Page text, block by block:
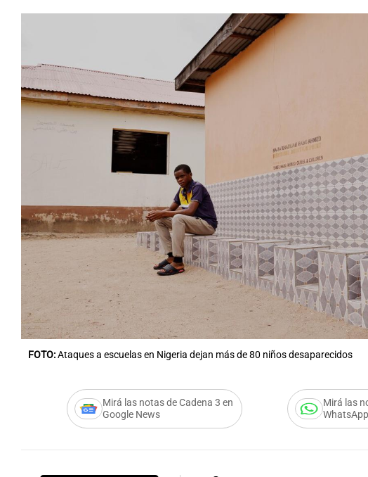
FOTO:Ataques a escuelas en Nigeria dejan más de 80 niños desaparecidos
Mirá las notas de Cadena 3 en
Google News
Mirá las
WhatsApp